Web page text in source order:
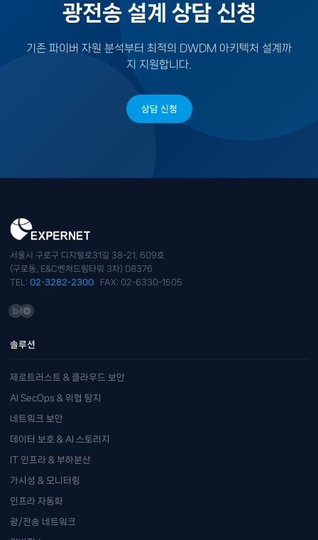
광전송 설계 상담 신청
기존 파이버 자원 분석부터 최적의 DWDM 아키텍처 설계까
지 지원합니다.
상담 신청
서울시 구로구 디지털로31길 38-21, 609호
(구로동, E&C벤처드림타워 3차) 08376
TEL: 02-3282-2300 FAX: 02-6330-1505
솔루션
제로트러스트 & 클라우드 보안
AI SecOps & 위협 탐지
네트워크 보안
데이터 보호 & AI 스토리지
IT 인프라 & 부하분산
가시성 & 모니터링
인프라 자동화
광/전송 네트워크